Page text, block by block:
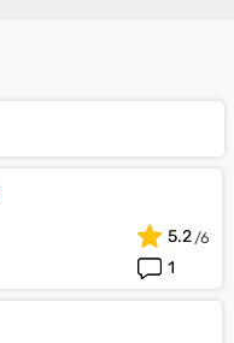
1
5.2